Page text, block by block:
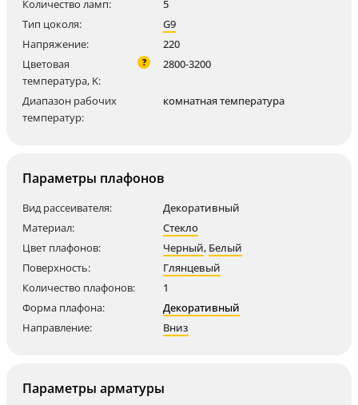
Количество ламп:
5
Тип цоколя:
G9
Напряжение:
220
Цветовая
температура, K:
? 2800-3200
Диапазон рабочих
температур:
комнатная температура
Параметры плафонов
Вид рассеивателя:
Декоративный
Материал:
Стекло
Цвет плафонов:
Черный, Белый
Поверхность:
Глянцевый
Количество плафонов:
1
Форма плафона:
Декоративный
Направление:
Вниз
Параметры арматуры